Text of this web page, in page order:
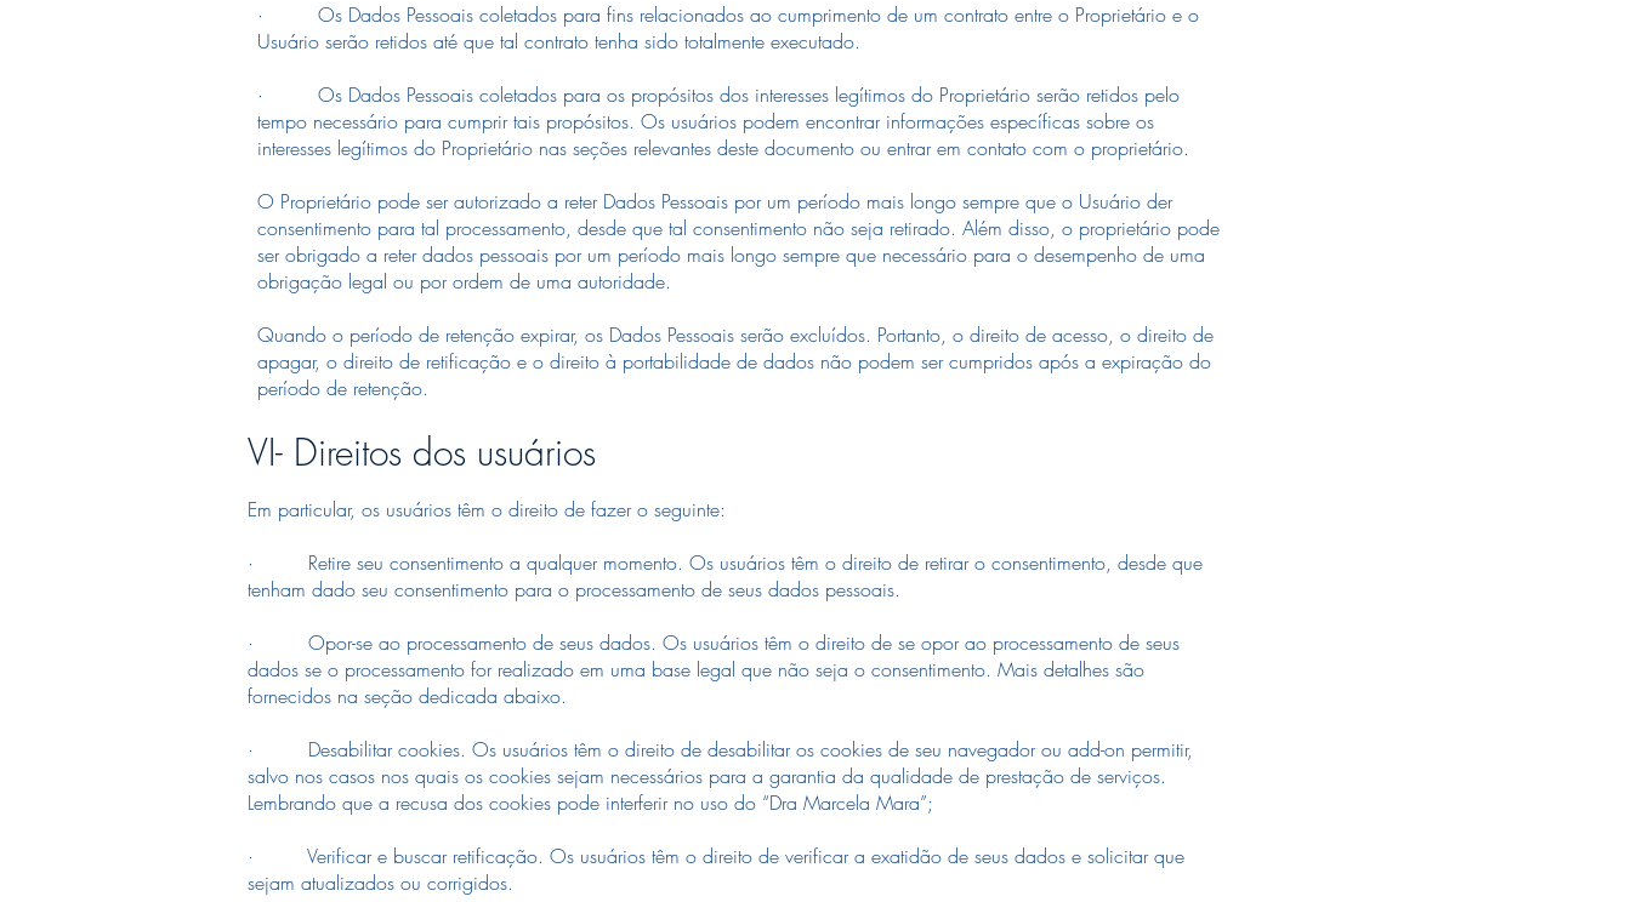
· Os Dados Pessoais coletados para fins relacionados ao cumprimento de um contrato entre o Proprietário e o
Usuário serão retidos até que tal contrato tenha sido totalmente executado.
· Os Dados Pessoais coletados para os propósitos dos interesses legítimos do Proprietário serão retidos pelo
tempo necessário para cumprir tais propósitos. Os usuários podem encontrar informações específicas sobre os
interesses legítimos do Proprietário nas seções relevantes deste documento ou entrar em contato com o proprietário.
O Proprietário pode ser autorizado a reter Dados Pessoais por um período mais longo sempre que o Usuário der
consentimento para tal processamento, desde que tal consentimento não seja retirado. Além disso, o proprietário pode
ser obrigado a reter dados pessoais por um período mais longo sempre que necessário para o desempenho de uma
obrigação legal ou por ordem de uma autoridade.
Quando o período de retenção expirar, os Dados Pessoais serão excluídos. Portanto, o direito de acesso, o direito de
apagar, o direito de retificação e o direito à portabilidade de dados não podem ser cumpridos após a expiração do
período de retenção.
VI- Direitos dos usuários
Em particular, os usuários têm o direito de fazer o seguinte:
· Retire seu consentimento a qualquer momento. Os usuários têm o direito de retirar o consentimento, desde que
tenham dado seu consentimento para o processamento de seus dados pessoais.
· Opor-se ao processamento de seus dados. Os usuários têm o direito de se opor ao processamento de seus
dados se o processamento for realizado em uma base legal que não seja o consentimento. Mais detalhes são
fornecidos na seção dedicada abaixo.
· Desabilitar cookies. Os usuários têm o direito de desabilitar os cookies de seu navegador ou add-on permitir,
salvo nos casos nos quais os cookies sejam necessários para a garantia da qualidade de prestação de serviços.
Lembrando que a recusa dos cookies pode interferir no uso do “Dra Marcela Mara”;
· Verificar e buscar retificação. Os usuários têm o direito de verificar a exatidão de seus dados e solicitar que
sejam atualizados ou corrigidos.